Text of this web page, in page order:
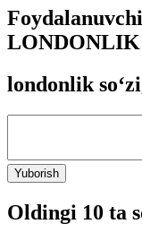
LONDONLIK
londonlik
Yuborish
Oldingi 10 ta